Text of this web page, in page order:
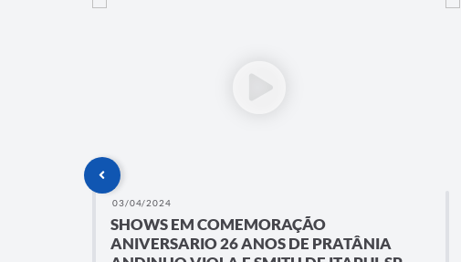
03/04/2024
SHOWS EM COMEMORAÇÃO
ANIVERSARIO 26 ANOS DE PRATÂNIA